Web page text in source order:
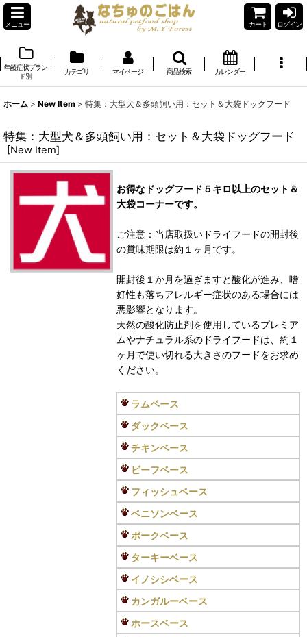
メニュー カート ログイン
年齢症状ブラン
ド別
カテゴリ マイページ 商品検索 カレンダー
ホーム > New Item > 特集：大型犬＆多頭飼い用：セット＆大袋ドッグフード
特集：大型犬＆多頭飼い用：セット＆大袋ドッグフード
[New Item]
お得なドッグフード５キロ以上のセット＆
大袋コーナーです。
ご注意：当店取扱いドライフードの開封後
の賞味期限は約１ヶ月です。
開封後１か月を過ぎますと酸化が進み、嗜
好性も落ちアレルギー症状のある場合には
悪影響となります。
天然の酸化防止剤を使用しているプレミア
ムやナチュラル系のドライフードは、約１
ヶ月で使い切れる大きさのフードをお求め
ください。
ラムベース
ダックベース
チキンベース
ビーフベース
フィッシュベース
ベニソンベース
ポークベース
ターキーベース
イノシシベース
カンガルーベース
ホースベース